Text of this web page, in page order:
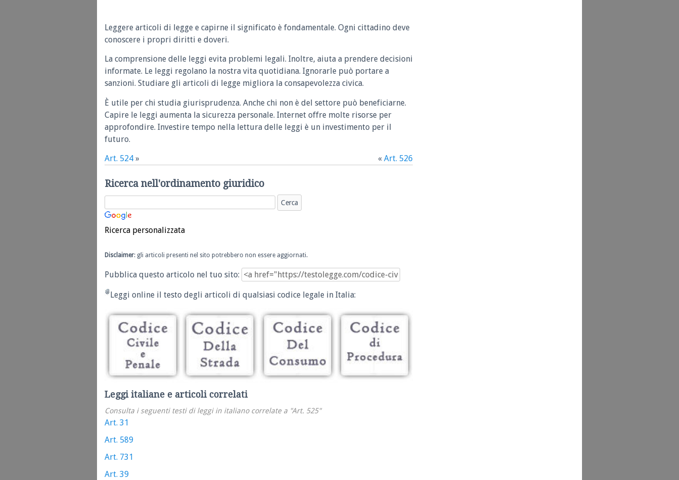
Leggere articoli di legge e capirne il significato è fondamentale. Ogni cittadino deve
conoscere i propri diritti e doveri.
La comprensione delle leggi evita problemi legali. Inoltre, aiuta a prendere decisioni
informate. Le leggi regolano la nostra vita quotidiana. Ignorarle può portare a
sanzioni. Studiare gli articoli di legge migliora la consapevolezza civica.
È utile per chi studia giurisprudenza. Anche chi non è del settore può beneficiarne.
Capire le leggi aumenta la sicurezza personale. Internet offre molte risorse per
approfondire. Investire tempo nella lettura delle leggi è un investimento per il
futuro.
Art. 524 » « Art. 526
Ricerca nell'ordinamento giuridico
Ricerca personalizzata
Disclaimer: gli articoli presenti nel sito potrebbero non essere aggiornati.
Pubblica questo articolo nel tuo sito:
Leggi online il testo degli articoli di qualsiasi codice legale in Italia:
Leggi italiane e articoli correlati
Consulta i seguenti testi di leggi in italiano correlate a "Art. 525"
Art. 31
Art. 589
Art. 731
Art. 39